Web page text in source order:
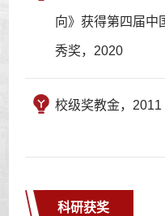
向》获得第四届中
秀奖，2020
校级奖教金，2011
科研获奖